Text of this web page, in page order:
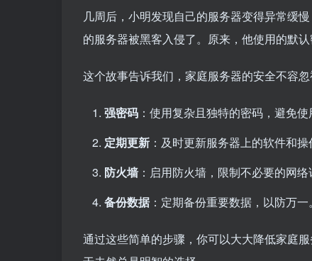
几周后，小明发现自己的服务器变得异常缓
的服务器被黑客入侵了。原来，他使用的默
这个故事告诉我们，家庭服务器的安全不容
强密码 ：使用复杂且独特的密码，避免使
定期更新 ：及时更新服务器上的软件和
防火墙 ：启用防火墙，限制不必要的网络
备份数据：定期备份重要数据，以防万一。
通过这些简单的步骤，你可以大大降低家庭